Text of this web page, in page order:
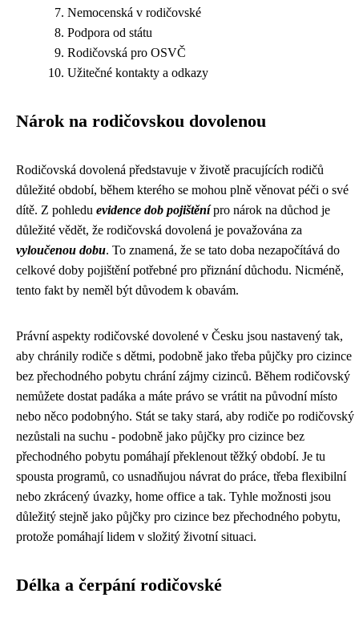
Nemocenská v rodičovské
Podpora od státu
Rodičovská pro OSVČ
Užitečné kontakty a odkazy
Nárok na rodičovskou dovolenou
Rodičovská dovolená představuje v životě pracujících rodičů
důležité období, během kterého se mohou plně věnovat péči o své
dítě. Z pohledu evidence dob pojištěnípro nárok na důchod je
důležité vědět, že rodičovská dovolená je považována za
vyloučenou dobu. To znamená, že se tato doba nezapočítává do
celkové doby pojištění potřebné pro přiznání důchodu. Nicméně,
tento fakt by neměl být důvodem k obavám.
Právní aspekty rodičovské dovolené v Česku jsou nastavený tak,
aby chránily rodiče s dětmi, podobně jako třeba půjčky pro cizince
bez přechodného pobytu chrání zájmy cizinců. Během rodičovský
nemůžete dostat padáka a máte právo se vrátit na původní místo
nebo něco podobnýho. Stát se taky stará, aby rodiče po rodičovský
nezůstali na suchu - podobně jako půjčky pro cizince bez
přechodného pobytu pomáhají překlenout těžký období. Je tu
spousta programů, co usnadňujou návrat do práce, třeba flexibilní
nebo zkrácený úvazky, home office a tak. Tyhle možnosti jsou
důležitý stejně jako půjčky pro cizince bez přechodného pobytu,
protože pomáhají lidem v složitý životní situaci.
Délka a čerpání rodičovské